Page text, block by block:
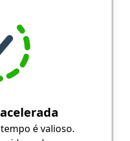
é valioso.